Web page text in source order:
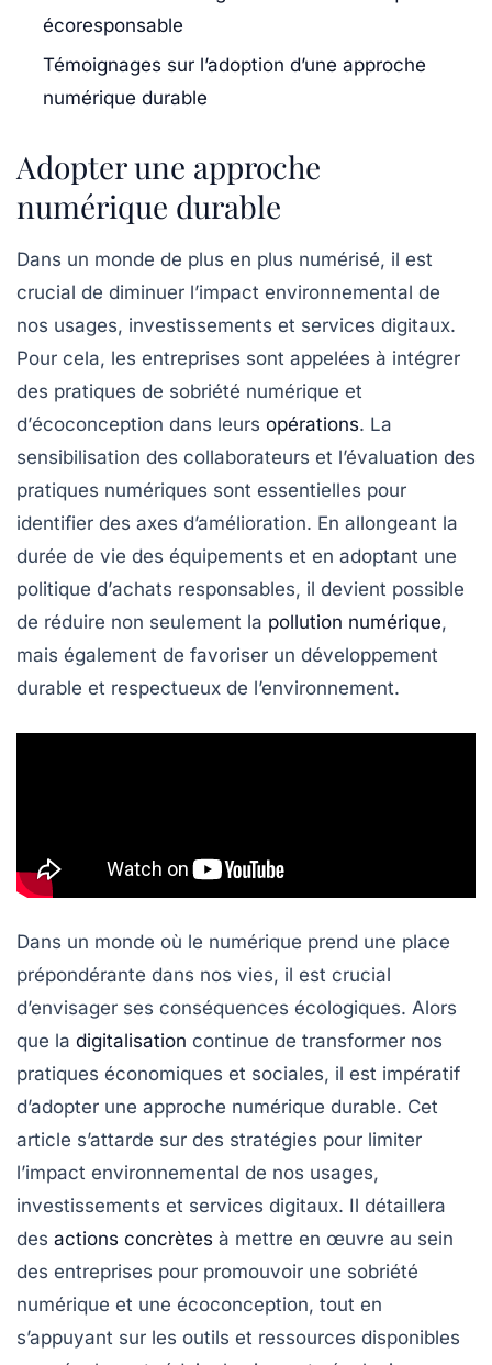
écoresponsable
Témoignages sur l’adoption d’une approche
numérique durable
Adopter une approche
numérique durable
Dans un monde de plus en plus numérisé, il est
crucial de diminuer l’impact environnemental de
nos usages, investissements et services digitaux.
Pour cela, les entreprises sont appelées à intégrer
des pratiques de sobriété numérique et
d’écoconception dans leurs opérations. La
sensibilisation des collaborateurs et l’évaluation des
pratiques numériques sont essentielles pour
identifier des axes d’amélioration. En allongeant la
durée de vie des équipements et en adoptant une
politique d’achats responsables, il devient possible
de réduire non seulement la pollution numérique,
mais également de favoriser un développement
durable et respectueux de l’environnement.
Dans un monde où le numérique prend une place
prépondérante dans nos vies, il est crucial
d’envisager ses conséquences écologiques. Alors
que la digitalisation continue de transformer nos
pratiques économiques et sociales, il est impératif
d’adopter une approche numérique durable. Cet
article s’attarde sur des stratégies pour limiter
l’impact environnemental de nos usages,
investissements et services digitaux. Il détaillera
des actions concrètes à mettre en œuvre au sein
des entreprises pour promouvoir une sobriété
numérique et une écoconception, tout en
s’appuyant sur les outils et ressources disponibles